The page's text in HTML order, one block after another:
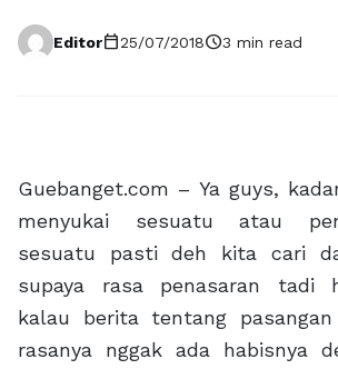
Editorcalendar_today25/07/2018schedule3 min read
Guebanget.com – Ya guys,
menyukai sesuatu atau
sesuatu pasti deh kita cari
supaya rasa penasaran tadi
kalau berita tentang
rasanya nggak ada habisnya